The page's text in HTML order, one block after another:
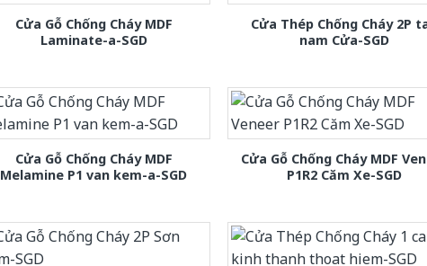
Cửa Gỗ Chống Cháy MDF
Laminate-a-SGD
Cửa Thép Chống Cháy 2P
nam Cửa-SGD
Cửa Gỗ Chống Cháy MDF
Melamine P1 van kem-a-SGD
Cửa Gỗ Chống Cháy MDF
P1R2 Căm Xe-SGD